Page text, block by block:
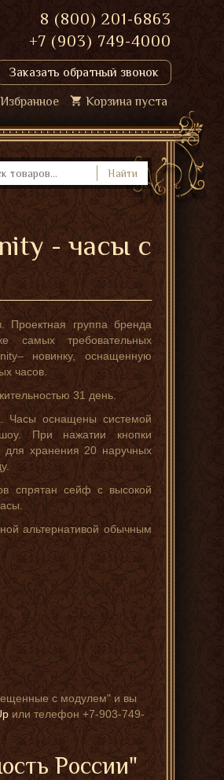
8 (800) 201-6863
+7 (903) 749-4000
Заказать обратный звонок
Избранное Корзина пуста
Найти
- часы с
Проектная группа бренда
самых требовательных
новинку, оснащенную
часов.
31 день.
Часы оснащены системой
При нажатии кнопки
для хранения 20 наручных
спрятан сейф с высокой
альтернативой обычным
с модулем" и вы
или телефон +7-903-749-
России"